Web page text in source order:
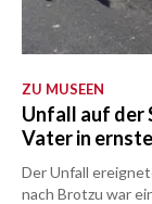
ZU MUSEEN
Unfall auf der
Vater in
Der Unfall
nach Brotzu war